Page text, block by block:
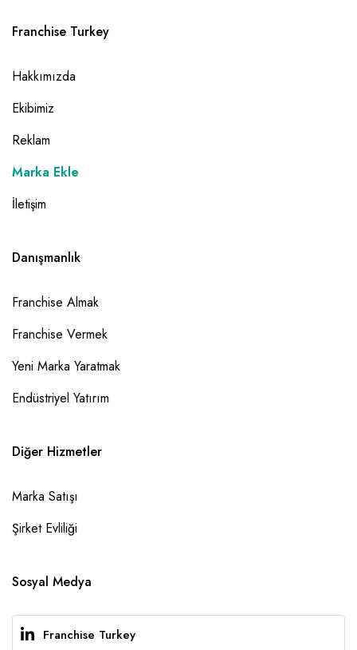
Franchise Turkey
Hakkımızda
Ekibimiz
Reklam
Marka Ekle
İletişim
Danışmanlık
Franchise Almak
Franchise Vermek
Yeni Marka Yaratmak
Endüstriyel Yatırım
Diğer Hizmetler
Marka Satışı
Şirket Evliliği
Sosyal Medya
Franchise Turkey